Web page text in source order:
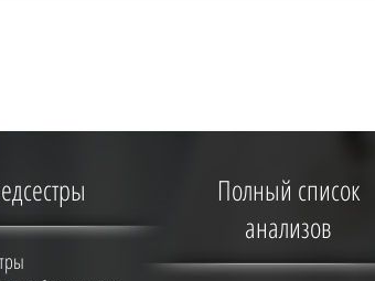
Полный список
анализов